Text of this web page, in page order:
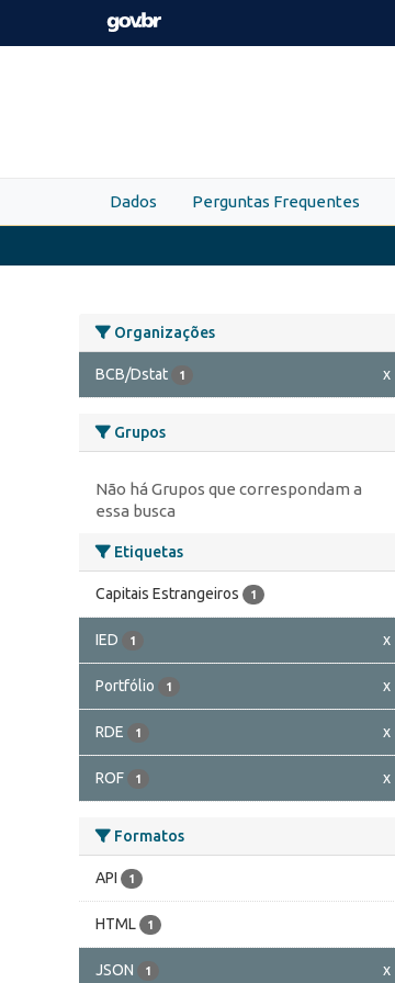
Skip to main content
Dados Perguntas Frequentes
Organizações
BCB/Dstat 1 x
Grupos
Não há Grupos que correspondam a
essa busca
Etiquetas
Capitais Estrangeiros 1
IED 1 x
Portfólio 1 x
RDE 1 x
ROF 1 x
Formatos
API 1
HTML 1
JSON 1 x